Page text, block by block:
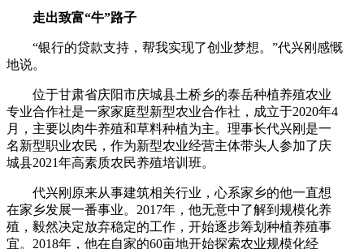
走出致富“牛”路子
“银行的贷款支持，帮我实现了创业梦想。”代兴刚感慨
地说。
位于甘肃省庆阳市庆城县土桥乡的泰岳种植养殖农业
专业合作社是一家家庭型新型农业合作社，成立于2020年4
月，主要以肉牛养殖和草料种植为主。理事长代兴刚是一
名新型职业农民，作为新型农业经营主体带头人参加了庆
城县2021年高素质农民养殖培训班。
代兴刚原来从事建筑相关行业，心系家乡的他一直想
在家乡发展一番事业。2017年，他无意中了解到规模化养
殖，毅然决定放弃稳定的工作，开始逐步筹划种植养殖事
宜。2018年，他在自家的60亩地开始探索农业规模化经